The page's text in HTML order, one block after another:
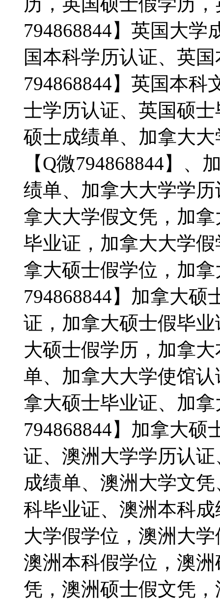
794868844】英国大
国本科学历认证、英
794868844】英国本
士学历认证、英国硕
硕士成绩单、加拿大
【Q微794868844】
绩单、加拿大大学学
拿大大学假文凭，加
毕业证，加拿大大学
拿大硕士假学位，加
794868844】加拿大
证，加拿大硕士假毕
大硕士假学历，加拿
单、加拿大大学使馆
拿大硕士毕业证、加
794868844】加拿大
证、澳洲大学学历认
成绩单、澳洲大学文
科毕业证、澳洲本科
大学假学位，澳洲大
澳洲本科假学位，澳
凭，澳洲硕士假文凭